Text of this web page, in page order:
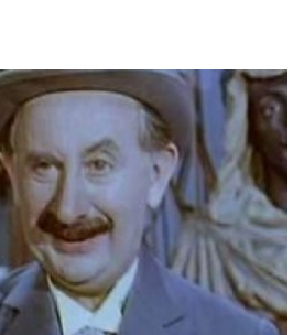
Interpretări
De
Referință